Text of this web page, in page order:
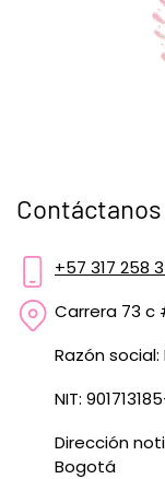
Contáctanos
+57 317 258
Carrera 73 c
Razón social:
NIT:
Dirección
Bogotá